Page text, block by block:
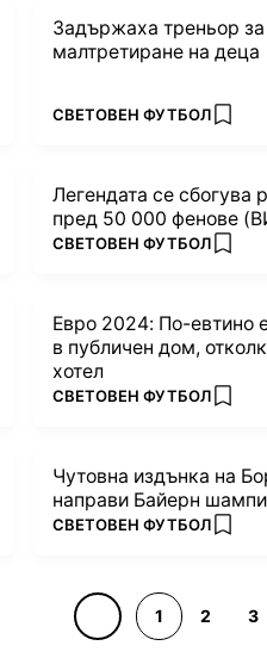
favorites
Задържаха треньор за
малтретиране на деца
ПОВЕЧЕ ОТ
СВЕТОВЕН ФУТБОЛ add
Легендата се сбогува
пред 50 000 фенове
ПОВЕЧЕ ОТ
СВЕТОВЕН ФУТБОЛ add
Евро 2024: По-евтино
в публичен дом,
хотел
ПОВЕЧЕ ОТ
СВЕТОВЕН ФУТБОЛ add
Чутовна издънка на
направи Байерн
ПОВЕЧЕ ОТ
СВЕТОВЕН ФУТБОЛ add
1 2 3